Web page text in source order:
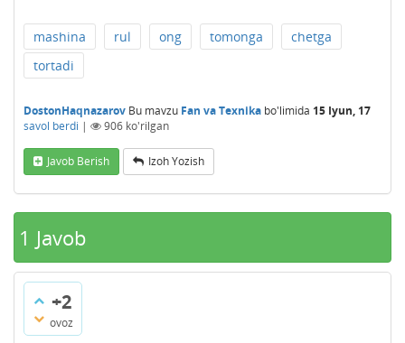
mashina rul ong tomonga
chetga
tortadi
DostonHaqnazarov Bu mavzu Fan va Texnika bo'limida 15 Iyun, 17
savol berdi | 906 ko'rilgan
Javob Berish Izoh Yozish
1 Javob
+2
ovoz